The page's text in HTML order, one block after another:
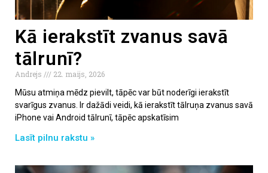
Kā ierakstīt zvanus savā
tālrunī?
Andrejs
22. maijs, 2026
Mūsu atmiņa mēdz pievilt, tāpēc var būt noderīgi ierakstīt
svarīgus zvanus. Ir dažādi veidi, kā ierakstīt tālruņa zvanus savā
iPhone vai Android tālrunī, tāpēc apskatīsim
Lasīt pilnu rakstu »